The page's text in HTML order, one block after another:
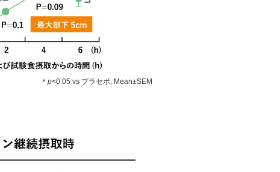
＊ p<0.05 vs プラセボ, Mean±SEM